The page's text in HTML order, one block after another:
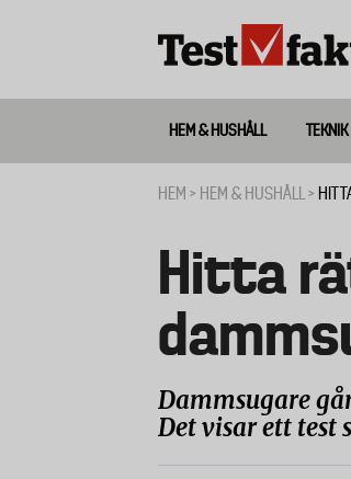
Huvudmeny
ny
HEM & HUSHÅLL TEKNIK
HEM HEM & HUSHÅLL
Hitta
Dammsugare
Det visar ett test